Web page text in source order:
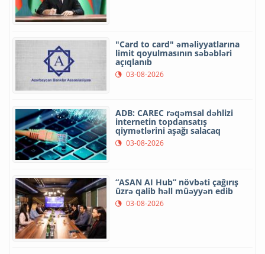
"Card to card" əməliyyatlarına
limit qoyulmasının səbəbləri
açıqlanıb
03-08-2026
ADB: CAREC rəqəmsal dəhlizi
internetin topdansatış
qiymətlərini aşağı salacaq
03-08-2026
“ASAN AI Hub” növbəti çağırış
üzrə qalib həll müəyyən edib
03-08-2026